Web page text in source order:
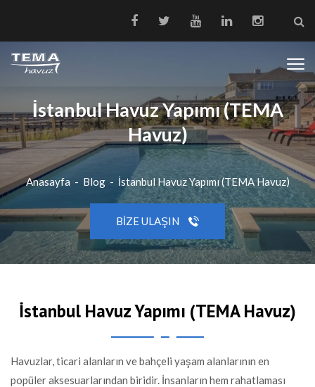
İstanbul Havuz Yapımı (TEMA
Havuz)
Anasayfa - Blog - İstanbul Havuz Yapımı (TEMA Havuz)
BIZE ULAŞIN
İstanbul Havuz Yapımı (TEMA Havuz)
Havuzlar, ticari alanların ve bahçeli yaşam alanlarının en
popüler aksesuarlarından biridir. İnsanların hem rahatlaması